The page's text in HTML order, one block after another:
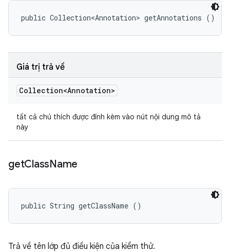
public Collection<Annotation> getAnnotations ()
Giá trị trả về
Collection<Annotation>
tất cả chú thích được đính kèm vào nút nội dung mô tả
này
getClassName
public String getClassName ()
Trả về tên lớp đủ điều kiện của kiểm thử.